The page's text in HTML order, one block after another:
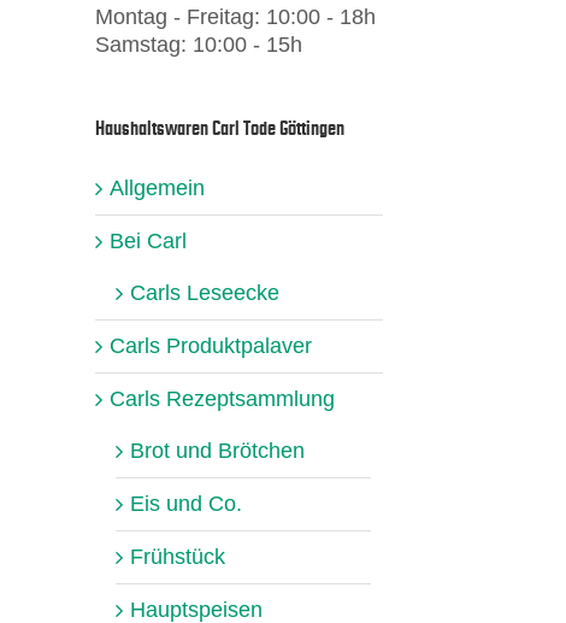
Montag - Freitag: 10:00 - 18h
Samstag: 10:00 - 15h
Haushaltswaren Carl Tode Göttingen
Allgemein
Bei Carl
Carls Leseecke
Carls Produktpalaver
Carls Rezeptsammlung
Brot und Brötchen
Eis und Co.
Frühstück
Hauptspeisen